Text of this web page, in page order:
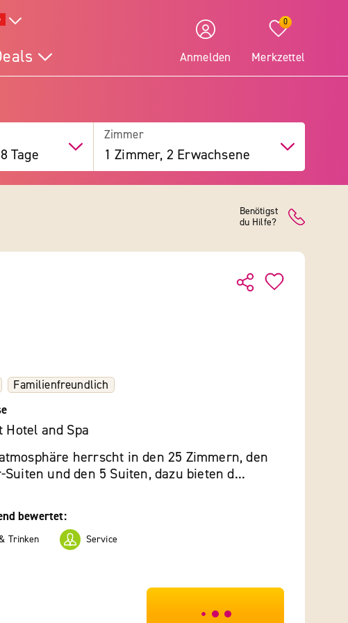
Anmelden
0
Merkzettel
Tage
Zimmer
1 Zimmer, 2 Erwachsene
Benötigst
du Hilfe?
Familienfreundlich
Hotel and Spa
herrscht in den 25 Zimmern, den
Suiten und den 5 Suiten, dazu bieten d...
bewertet:
Trinken Service
***************